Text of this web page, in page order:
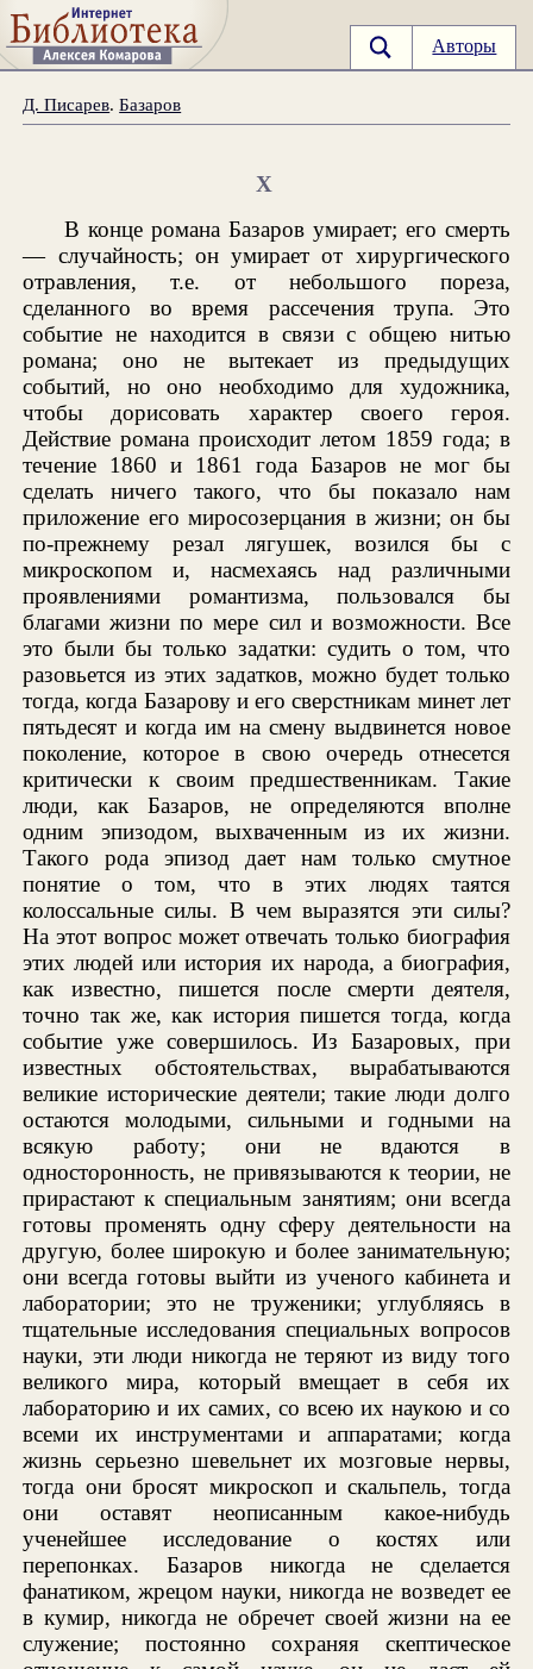
Авторы
Д. Писарев.Базаров
X
В конце романа Базаров умирает; его смерть
— случайность; он умирает от хирургического
отравления, т.е. от небольшого пореза,
сделанного во время рассечения трупа. Это
событие не находится в связи с общею нитью
романа; оно не вытекает из предыдущих
событий, но оно необходимо для художника,
чтобы дорисовать характер своего героя.
Действие романа происходит летом 1859 года; в
течение 1860 и 1861 года Базаров не мог бы
сделать ничего такого, что бы показало нам
приложение его миросозерцания в жизни; он бы
по-прежнему резал лягушек, возился бы с
микроскопом и, насмехаясь над различными
проявлениями романтизма, пользовался бы
благами жизни по мере сил и возможности. Все
это были бы только задатки: судить о том, что
разовьется из этих задатков, можно будет только
тогда, когда Базарову и его сверстникам минет лет
пятьдесят и когда им на смену выдвинется новое
поколение, которое в свою очередь отнесется
критически к своим предшественникам. Такие
люди, как Базаров, не определяются вполне
одним эпизодом, выхваченным из их жизни.
Такого рода эпизод дает нам только смутное
понятие о том, что в этих людях таятся
колоссальные силы. В чем выразятся эти силы?
На этот вопрос может отвечать только биография
этих людей или история их народа, а биография,
как известно, пишется после смерти деятеля,
точно так же, как история пишется тогда, когда
событие уже совершилось. Из Базаровых, при
известных обстоятельствах, вырабатываются
великие исторические деятели; такие люди долго
остаются молодыми, сильными и годными на
всякую работу; они не вдаются в
односторонность, не привязываются к теории, не
прирастают к специальным занятиям; они всегда
готовы променять одну сферу деятельности на
другую, более широкую и более занимательную;
они всегда готовы выйти из ученого кабинета и
лаборатории; это не труженики; углубляясь в
тщательные исследования специальных вопросов
науки, эти люди никогда не теряют из виду того
великого мира, который вмещает в себя их
лабораторию и их самих, со всею их наукою и со
всеми их инструментами и аппаратами; когда
жизнь серьезно шевельнет их мозговые нервы,
тогда они бросят микроскоп и скальпель, тогда
они оставят неописанным какое-нибудь
ученейшее исследование о костях или
перепонках. Базаров никогда не сделается
фанатиком, жрецом науки, никогда не возведет ее
в кумир, никогда не обречет своей жизни на ее
служение; постоянно сохраняя скептическое